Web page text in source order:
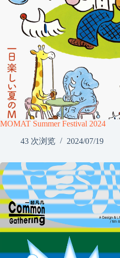
MOMAT Summer Festival 2024
43 次浏览
2024/07/19